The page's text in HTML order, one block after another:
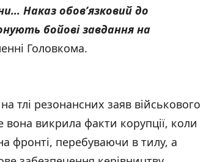
Наказ обов’язковий до
бойові завдання на
Головкома.
тлі резонансних заяв військового
викрила факти корупції, коли
фронті, перебуваючи в тилу, а